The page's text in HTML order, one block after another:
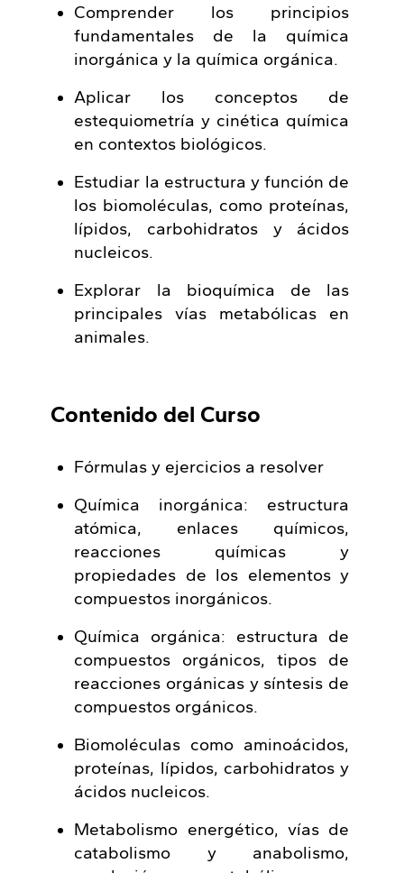
Comprender los principios
fundamentales de la química
inorgánica y la química orgánica.
Aplicar los conceptos de
estequiometría y cinética química
en contextos biológicos.
Estudiar la estructura y función de
los biomoléculas, como proteínas,
lípidos, carbohidratos y ácidos
nucleicos.
Explorar la bioquímica de las
principales vías metabólicas en
animales.
Contenido del Curso
Fórmulas y ejercicios a resolver
Química inorgánica: estructura
atómica, enlaces químicos,
reacciones químicas y
propiedades de los elementos y
compuestos inorgánicos.
Química orgánica: estructura de
compuestos orgánicos, tipos de
reacciones orgánicas y síntesis de
compuestos orgánicos.
Biomoléculas como aminoácidos,
proteínas, lípidos, carbohidratos y
ácidos nucleicos.
Metabolismo energético, vías de
catabolismo y anabolismo,